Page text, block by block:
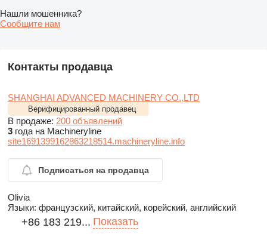
Нашли мошенника?
Сообщите нам
Контакты продавца
SHANGHAI ADVANCED MACHINERY CO.,LTD
Верифицированный продавец
В продаже: 200 объявлений
3 года на Machineryline
site1691399162863218514.machineryline.info
Подписаться на продавца
Olivia
Языки: французский, китайский, корейский, английский
+86 183 219... Показать